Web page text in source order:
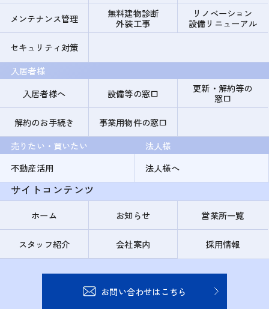
メンテナンス管理
無料建物診断
外装工事
リノベーション
設備リニューアル
セキュリティ対策
入居者様
入居者様へ
設備等の窓口
更新・解約等の
窓口
解約のお手続き
事業用物件の窓口
売りたい・買いたい
不動産活用
法人様
法人様へ
サイトコンテンツ
ホーム お知らせ 営業所一覧
スタッフ紹介 会社案内 採用情報
お問い合わせはこちら